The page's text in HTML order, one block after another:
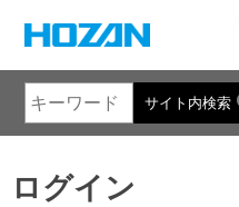
サイト内検索
ログイン